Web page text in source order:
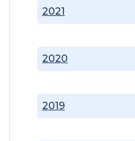
2019
2020
2021